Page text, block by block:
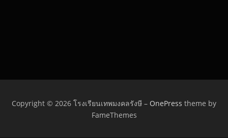
Copyright © 2026 โรงเรียนเทพมงคลรังษี – OnePress theme by
FameThemes